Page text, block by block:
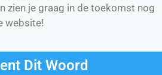
zien je graag in de toekomst nog
website!
Dit Woord